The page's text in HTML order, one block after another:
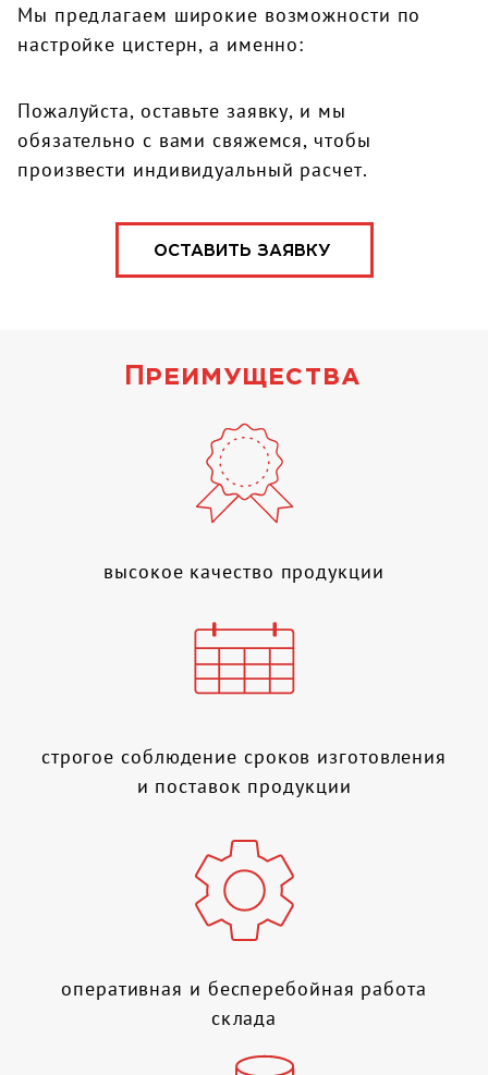
Мы предлагаем широкие возможности по
настройке цистерн, а именно:
Пожалуйста, оставьте заявку, и мы
обязательно с вами свяжемся, чтобы
произвести индивидуальный расчет.
ОСТАВИТЬ ЗАЯВКУ
Преимущества
высокое качество продукции
строгое соблюдение сроков изготовления
и поставок продукции
оперативная и бесперебойная работа
склада